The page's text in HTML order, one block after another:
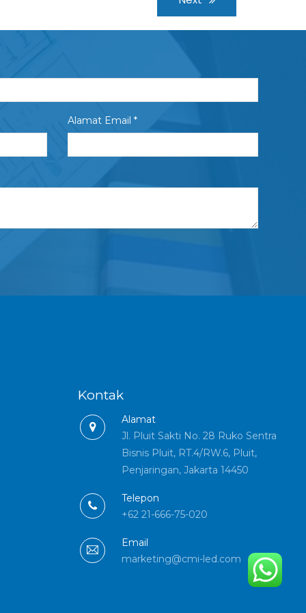
Alamat Email *
Kontak
Alamat
Jl. Pluit Sakti No. 28 Ruko Sentra
Bisnis Pluit, RT.4/RW.6, Pluit,
Penjaringan, Jakarta 14450
Telepon
+62 21-666-75-020
Email
marketing@cmi-led.com